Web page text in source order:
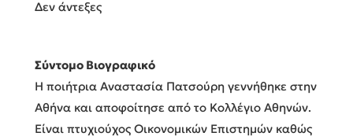
Δεν άντεξες
Σύντομο Βιογραφικό
Η ποιήτρια Αναστασία Πατσούρη γεννήθηκε στην
Αθήνα και αποφοίτησε από το Κολλέγιο Αθηνών.
Είναι πτυχιούχος Οικονομικών Επιστημών καθώς